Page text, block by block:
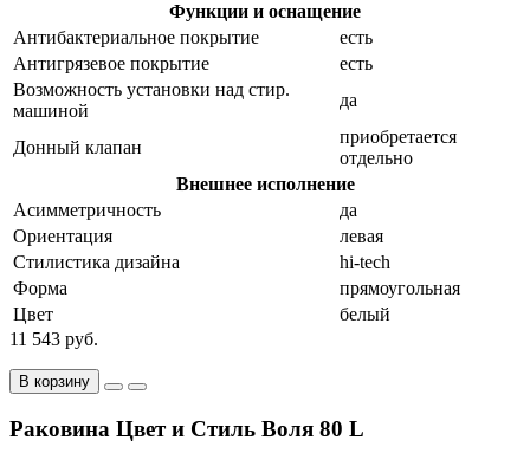
Функции и оснащение
Антибактериальное покрытие
есть
Антигрязевое покрытие
есть
Возможность установки над стир.
машиной
да
Донный клапан
приобретается
отдельно
Внешнее исполнение
Асимметричность
да
Ориентация
левая
Стилистика дизайна
hi-tech
Форма
прямоугольная
Цвет
белый
11 543 руб.
В корзину
Раковина Цвет и Стиль Воля 80 L